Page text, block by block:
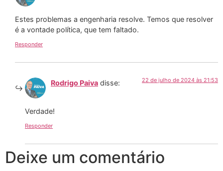
Estes problemas a engenharia resolve. Temos que resolver
é a vontade política, que tem faltado.
Responder
Rodrigo Paiva disse: 22 de julho de 2024 às 21:53
Verdade!
Responder
Deixe um comentário